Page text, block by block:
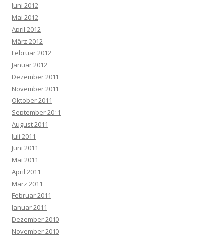
Juni 2012
Mai 2012
April 2012
März 2012
Februar 2012
Januar 2012
Dezember 2011
November 2011
Oktober 2011
September 2011
August 2011
Juli 2011
Juni 2011
Mai 2011
April 2011
März 2011
Februar 2011
Januar 2011
Dezember 2010
November 2010